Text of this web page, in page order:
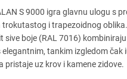
S 9000 igra glavnu ulogu s
trokutastog i trapezoidnog
sive boje (RAL 7016)
tankim izgledom čak
pristaje uz krov i kamene zidove.